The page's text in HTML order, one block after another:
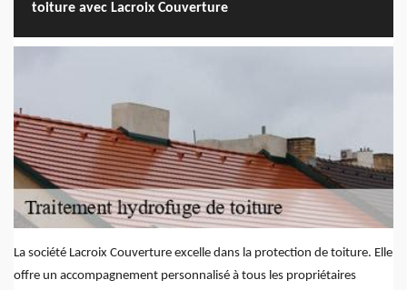
toiture avec Lacroix Couverture
La société Lacroix Couverture excelle dans la protection de toiture. Elle
offre un accompagnement personnalisé à tous les propriétaires